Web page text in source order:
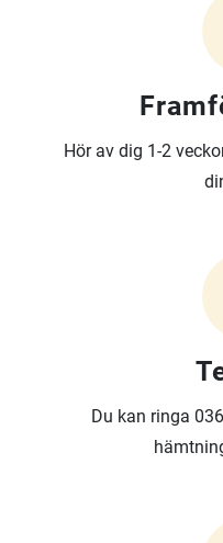
Hör av dig 1-2
Du kan ringa